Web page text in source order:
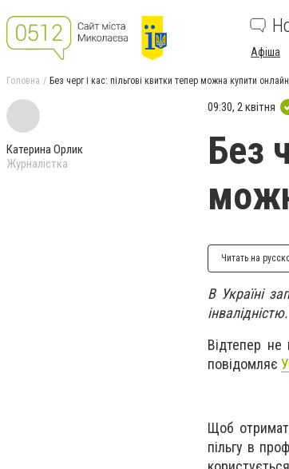
Афіша
Головна Без черг і кас: пільгові квитки тепер можна купити онлайн
Катерина Орлик
Журналістка
09:30, 2 квітня
Без
Читать на
В Україні
інвалідністю.
Відтепер
повідомляє
Щоб
пільгу в